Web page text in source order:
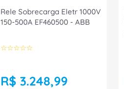
Rele Sobrecarga Eletr 1000V
150-500A EF460500 - ABB
☆☆☆☆☆
R$ 3.248,99